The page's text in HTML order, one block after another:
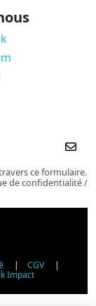
ce formulaire.
de confidentialité /
| CGV |
Impact